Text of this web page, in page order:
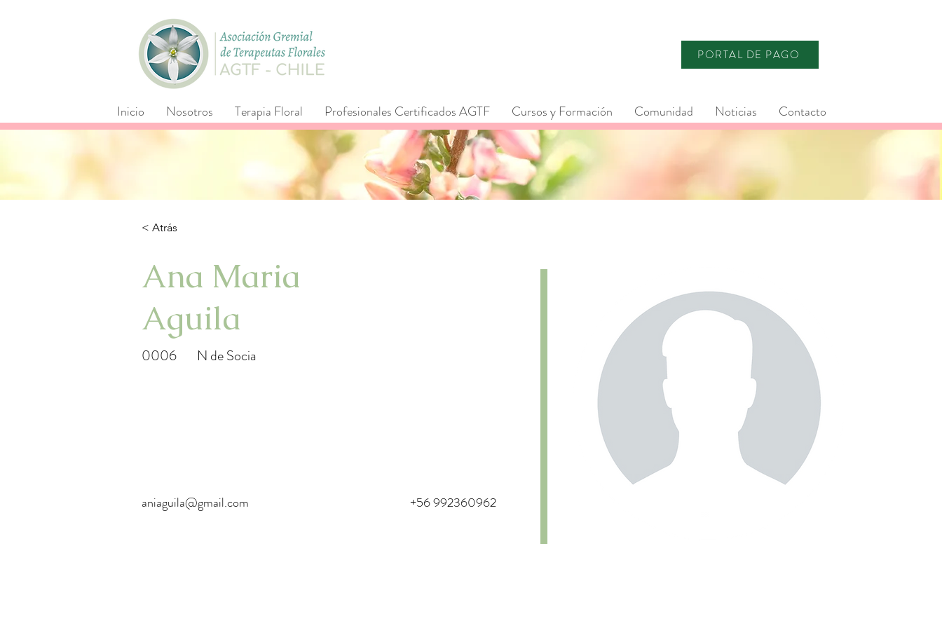
PORTAL DE PAGO
Inicio Nosotros Terapia Floral Profesionales Certificados AGTF Cursos y Formación Comunidad Noticias Contacto
< Atrás
Ana Maria
Aguila
0006 N de Socia
aniaguila@gmail.com +56 992360962